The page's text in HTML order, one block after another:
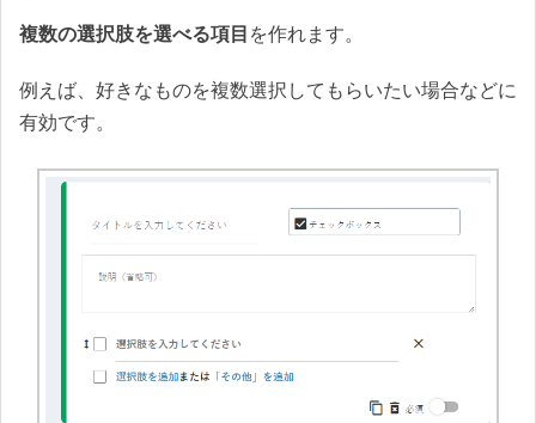
複数の選択肢を選べる項目 を作れます。
例えば、好きなものを複数選択してもらいたい場合などに
有効です。